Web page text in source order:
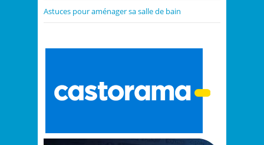
Astuces pour aménager sa salle de bain